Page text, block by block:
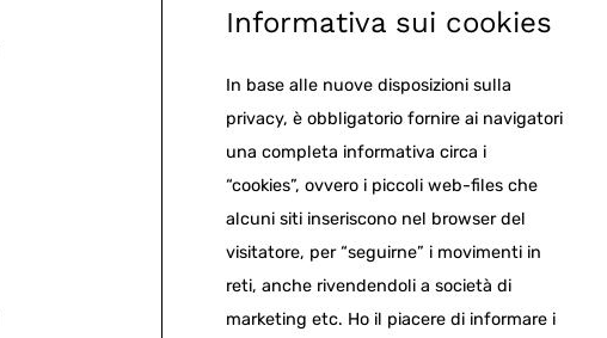
Informativa sui cookies
In base alle nuove disposizioni sulla
privacy, è obbligatorio fornire ai navigatori
una completa informativa circa i
“cookies”, ovvero i piccoli web-files che
alcuni siti inseriscono nel browser del
visitatore, per “seguirne” i movimenti in
reti, anche rivendendoli a società di
marketing etc. Ho il piacere di informare i